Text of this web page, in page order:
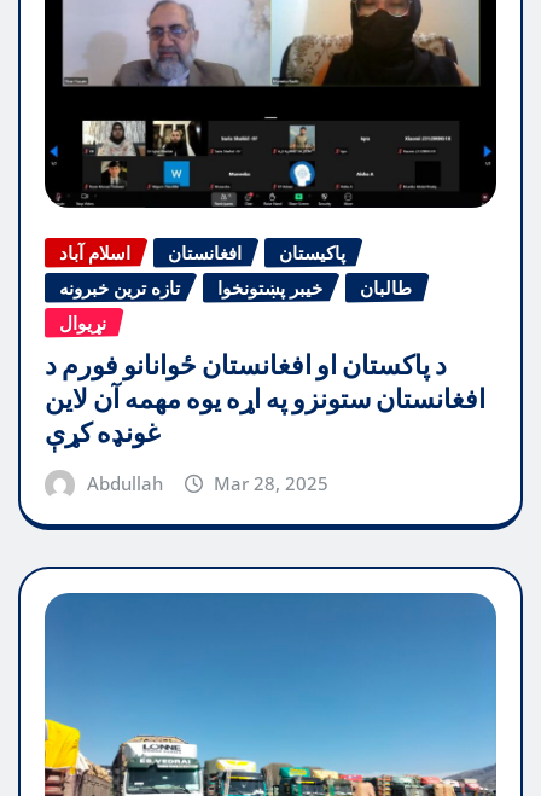
اسلام آباد افغانستان
پاکیستان
تازه ترین خبرونه
خیبر پښتونخوا
طالبان
نړیوال
د پاکستان او افغانستان ځوانانو فورم د
افغانستان ستونزو په اړه یوه مهمه آن لاین
غونډه کړې
Abdullah Mar 28, 2025